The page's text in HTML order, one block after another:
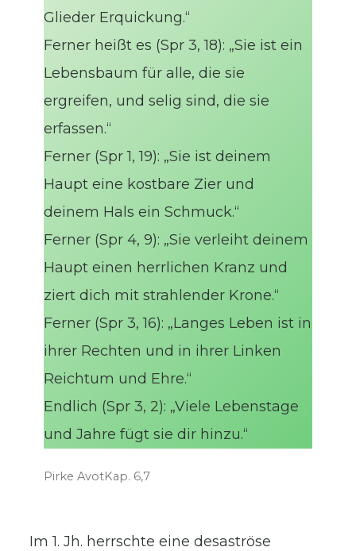
Glieder Erquickung.“
Ferner heißt es (Spr 3, 18): „Sie ist ein
Lebensbaum für alle, die sie
ergreifen, und selig sind, die sie
erfassen.“
Ferner (Spr 1, 19): „Sie ist deinem
Haupt eine kostbare Zier und
deinem Hals ein Schmuck.“
Ferner (Spr 4, 9): „Sie verleiht deinem
Haupt einen herrlichen Kranz und
ziert dich mit strahlender Krone.“
Ferner (Spr 3, 16): „Langes Leben ist in
ihrer Rechten und in ihrer Linken
Reichtum und Ehre.“
Endlich (Spr 3, 2): „Viele Lebenstage
und Jahre fügt sie dir hinzu.“
Pirke AvotKap. 6,7
Im 1. Jh. herrschte eine desaströse